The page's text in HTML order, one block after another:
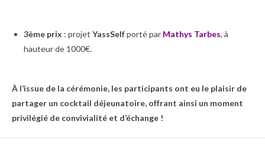
3ème prix : projet YassSelfporté par Mathys Tarbes, à
hauteur de 1000€.
À l’issue de la cérémonie, les participants ont eu le plaisir de
partager un cocktail déjeunatoire, offrant ainsi un moment
privilégié de convivialité et d’échange !